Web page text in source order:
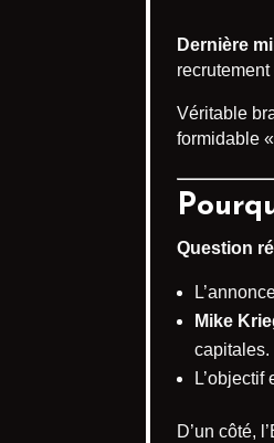
Dernière
Véritable
formidable
Question
Mike
capitales.
L’objectif
D’un côté,